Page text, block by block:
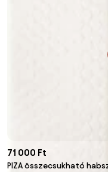
71 000 Ft
PIZA összecsukható